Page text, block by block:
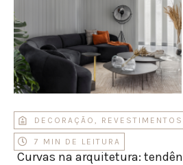
DECORAÇÃO REVESTIMENTOS
7 MIN DE LEITURA
Curvas na arquitetura: